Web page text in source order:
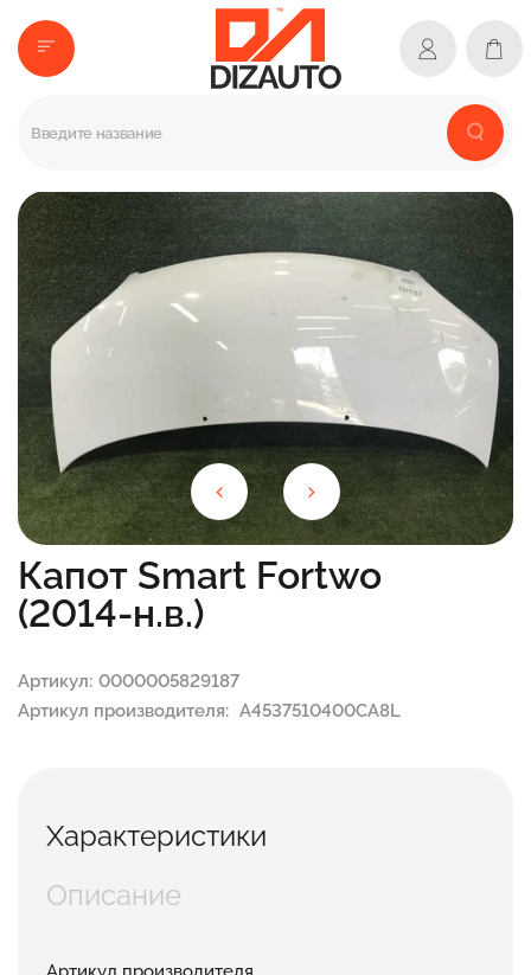
Артикул: 0000005829187
Артикул производителя: A4537510400CA8L
Капот Smart Fortwo
(2014-н.в.)
Характеристики
Описание